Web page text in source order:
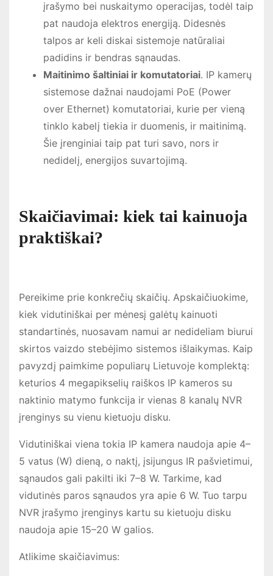
įrašymo bei nuskaitymo operacijas, todėl taip
pat naudoja elektros energiją. Didesnės
talpos ar keli diskai sistemoje natūraliai
padidins ir bendras sąnaudas.
Maitinimo šaltiniai ir komutatoriai. IP kamerų
sistemose dažnai naudojami PoE (Power
over Ethernet) komutatoriai, kurie per vieną
tinklo kabelį tiekia ir duomenis, ir maitinimą.
Šie įrenginiai taip pat turi savo, nors ir
nedidelį, energijos suvartojimą.
Skaičiavimai: kiek tai kainuoja
praktiškai?
Pereikime prie konkrečių skaičių. Apskaičiuokime,
kiek vidutiniškai per mėnesį galėtų kainuoti
standartinės, nuosavam namui ar nedideliam biurui
skirtos vaizdo stebėjimo sistemos išlaikymas. Kaip
pavyzdį paimkime populiarų Lietuvoje komplektą:
keturios 4 megapikselių raiškos IP kameros su
naktinio matymo funkcija ir vienas 8 kanalų NVR
įrenginys su vienu kietuoju disku.
Vidutiniškai viena tokia IP kamera naudoja apie 4–
5 vatus (W) dieną, o naktį, įsijungus IR pašvietimui,
sąnaudos gali pakilti iki 7–8 W. Tarkime, kad
vidutinės paros sąnaudos yra apie 6 W. Tuo tarpu
NVR įrašymo įrenginys kartu su kietuoju disku
naudoja apie 15–20 W galios.
Atlikime skaičiavimus: